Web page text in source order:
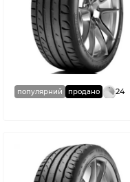
популярний продано 24